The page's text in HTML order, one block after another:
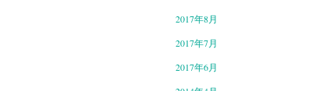
2017年8月
2017年7月
2017年6月